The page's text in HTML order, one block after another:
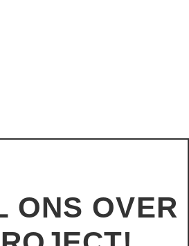
ONS OVER